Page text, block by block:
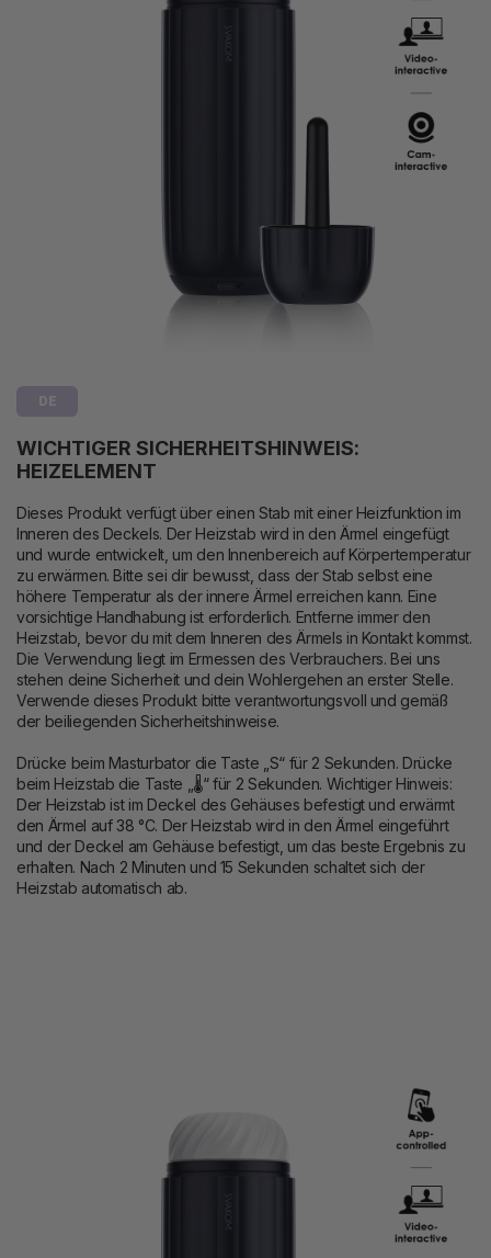
DE
WICHTIGER SICHERHEITSHINWEIS:
HEIZELEMENT
Dieses Produkt verfügt über einen Stab mit einer Heizfunktion im
Inneren des Deckels. Der Heizstab wird in den Ärmel eingefügt
und wurde entwickelt, um den Innenbereich auf Körpertemperatur
zu erwärmen. Bitte sei dir bewusst, dass der Stab selbst eine
höhere Temperatur als der innere Ärmel erreichen kann. Eine
vorsichtige Handhabung ist erforderlich. Entferne immer den
Heizstab, bevor du mit dem Inneren des Ärmels in Kontakt kommst.
Die Verwendung liegt im Ermessen des Verbrauchers. Bei uns
stehen deine Sicherheit und dein Wohlergehen an erster Stelle.
Verwende dieses Produkt bitte verantwortungsvoll und gemäß
der beiliegenden Sicherheitshinweise.
Drücke beim Masturbator die Taste „S“ für 2 Sekunden. Drücke
beim Heizstab die Taste „🌡“ für 2 Sekunden. Wichtiger Hinweis:
Der Heizstab ist im Deckel des Gehäuses befestigt und erwärmt
den Ärmel auf 38 °C. Der Heizstab wird in den Ärmel eingeführt
und der Deckel am Gehäuse befestigt, um das beste Ergebnis zu
erhalten. Nach 2 Minuten und 15 Sekunden schaltet sich der
Heizstab automatisch ab.